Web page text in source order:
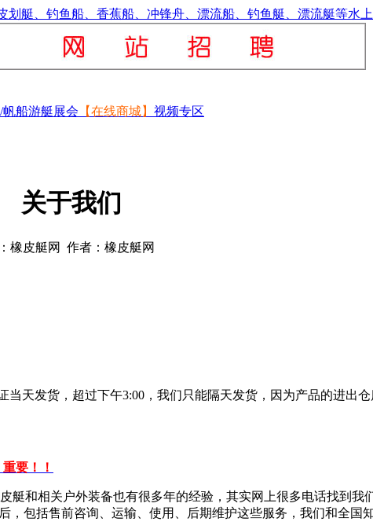
帆船游艇展会 【在线商城】 视频专区
关于我们
橡皮艇网 作者：橡皮艇网
天发货，超过下午3:00，我们只能隔天发货，因为产品的进出
要！！
艇和相关户外装备也有很多年的经验，其实网上很多电话找到我
，包括售前咨询、运输、使用、后期维护这些服务，我们和全国